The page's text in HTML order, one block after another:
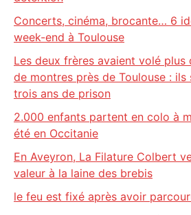
Concerts, cinéma, brocante… 6
week-end à Toulouse
Les deux frères avaient volé
de montres près de Toulouse : ils
trois ans de prison
2.000 enfants partent en colo à
été en Occitanie
En Aveyron, La Filature Colbert
valeur à la laine des brebis
le feu est fixé après avoir